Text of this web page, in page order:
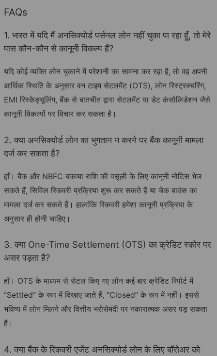
FAQs
1. भारत में यदि मैं अनसिक्योर्ड पर्सनल लोन नहीं चुका पा रहा हूँ, तो मेरे
पास कौन-कौन से कानूनी विकल्प हैं?
यदि कोई व्यक्ति लोन चुकाने में परेशानी का सामना कर रहा है, तो वह अपनी
आर्थिक स्थिति के अनुसार वन टाइम सेटलमेंट (OTS), लोन रिस्ट्रक्चरिंग,
EMI रिस्केड्यूलिंग, बैंक से बातचीत द्वारा सेटलमेंट या डेट कंसोलिडेशन जैसे
कानूनी विकल्पों पर विचार कर सकता है।
2. क्या अनसिक्योर्ड लोन का भुगतान न करने पर बैंक कानूनी मामला
दर्ज कर सकता है?
हाँ। बैंक और NBFC बकाया राशि की वसूली के लिए कानूनी नोटिस भेज
सकते हैं, सिविल रिकवरी प्रक्रिया शुरू कर सकते हैं या चेक बाउंस का
मामला दर्ज कर सकते हैं। हालांकि रिकवरी हमेशा कानूनी प्रक्रिया के
अनुसार ही होनी चाहिए।
3. क्या One-Time Settlement (OTS) का क्रेडिट स्कोर पर
असर पड़ता है?
हाँ। OTS के माध्यम से सेटल किए गए लोन कई बार क्रेडिट रिपोर्ट में
“Settled” के रूप में दिखाए जाते हैं, “Closed” के रूप में नहीं। इससे
भविष्य में लोन मिलने और वित्तीय भरोसेमंदी पर नकारात्मक असर पड़ सकता
है।
4. क्या बैंक के रिकवरी एजेंट अनसिक्योर्ड लोन के लिए बॉरोअर को